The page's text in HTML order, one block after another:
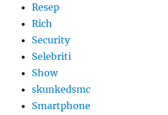
Resep
Rich
Security
Selebriti
Show
skunkedsmc
Smartphone